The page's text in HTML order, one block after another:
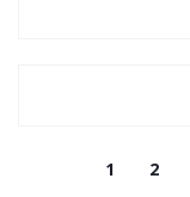
1 2